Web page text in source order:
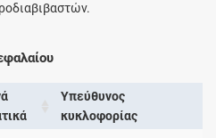
Υπεύθυνος
κυκλοφορίας